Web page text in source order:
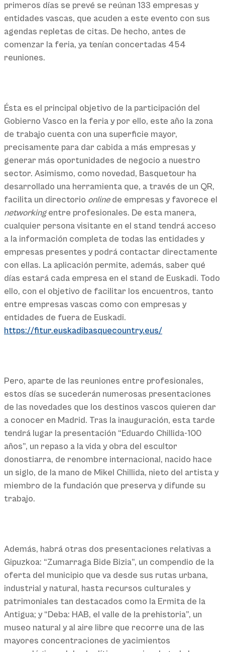
primeros días se prevé se reúnan 133 empresas y
entidades vascas, que acuden a este evento con sus
agendas repletas de citas. De hecho, antes de
comenzar la feria, ya tenían concertadas 454
reuniones.
Ésta es el principal objetivo de la participación del
Gobierno Vasco en la feria y por ello, este año la zona
de trabajo cuenta con una superficie mayor,
precisamente para dar cabida a más empresas y
generar más oportunidades de negocio a nuestro
sector. Asimismo, como novedad, Basquetour ha
desarrollado una herramienta que, a través de un QR,
facilita un directorio onlinede empresas y favorece el
networkingentre profesionales. De esta manera,
cualquier persona visitante en el stand tendrá acceso
a la información completa de todas las entidades y
empresas presentes y podrá contactar directamente
con ellas. La aplicación permite, además, saber qué
días estará cada empresa en el stand de Euskadi. Todo
ello, con el objetivo de facilitar los encuentros, tanto
entre empresas vascas como con empresas y
entidades de fuera de Euskadi.
https://fitur.euskadibasquecountry.eus/
Pero, aparte de las reuniones entre profesionales,
estos días se sucederán numerosas presentaciones
de las novedades que los destinos vascos quieren dar
a conocer en Madrid. Tras la inauguración, esta tarde
tendrá lugar la presentación “Eduardo Chillida-100
años”, un repaso a la vida y obra del escultor
donostiarra, de renombre internacional, nacido hace
un siglo, de la mano de Mikel Chillida, nieto del artista y
miembro de la fundación que preserva y difunde su
trabajo.
Además, habrá otras dos presentaciones relativas a
Gipuzkoa: “Zumarraga Bide Bizia”, un compendio de la
oferta del municipio que va desde sus rutas urbana,
industrial y natural, hasta recursos culturales y
patrimoniales tan destacados como la Ermita de la
Antigua; y “Deba: HAB, el valle de la prehistoria”, un
museo natural y al aire libre que recorre una de las
mayores concentraciones de yacimientos